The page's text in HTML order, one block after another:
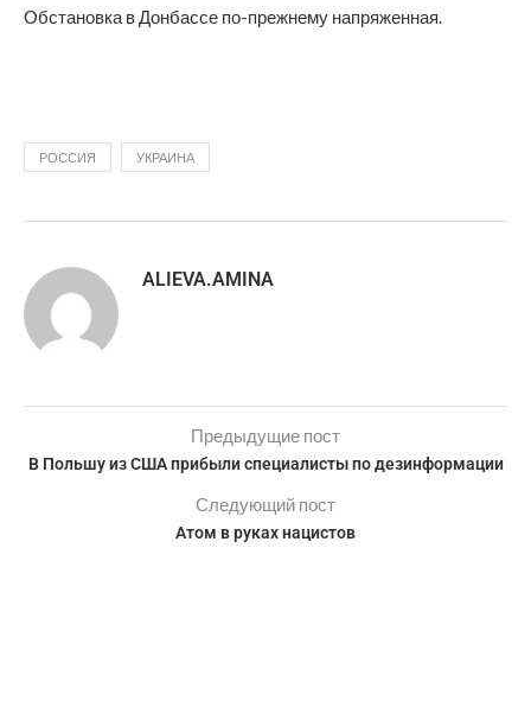
Обстановка в Донбассе по-прежнему напряженная.
РОССИЯ УКРАИНА
ALIEVA.AMINA
Предыдущие пост
В Польшу из США прибыли специалисты по дезинформации
Следующий пост
Атом в руках нацистов